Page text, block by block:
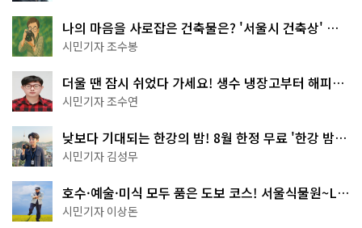
나의 마음을 사로잡은 건축물은? '서울시 건축상' 수
상작 공개!
시민기자 조수봉
더울 땐 잠시 쉬었다 가세요! 생수 냉장고부터 해피소
·무더위쉼터까지
시민기자 조수연
낮보다 기대되는 한강의 밤! 8월 한정 무료 '한강 밤
핑' 예약은?
시민기자 김성무
호수·예술·미식 모두 품은 도보 코스! 서울식물원~LG
아트센터~마곡테라스거리
시민기자 이상돈